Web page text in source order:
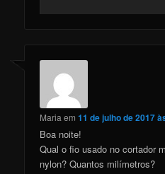
Maria em11 de julho de 2017
Boa noite!
Qual o fio usado no cortador
nylon? Quantos milímetros?